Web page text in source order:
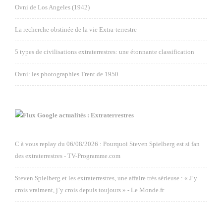
Ovni de Los Angeles (1942)
La recherche obstinée de la vie Extra-terrestre
5 types de civilisations extraterrestres: une étonnante classification
Ovni: les photographies Trent de 1950
Google actualités : Extraterrestres
C à vous replay du 06/08/2026 : Pourquoi Steven Spielberg est si fan
des extraterrestres - TV-Programme.com
Steven Spielberg et les extraterrestres, une affaire très sérieuse : « J’y
crois vraiment, j’y crois depuis toujours » - Le Monde.fr